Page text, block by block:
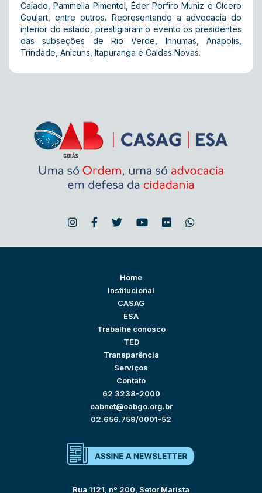
Caiado, Pammella Pimentel, Éder Porfiro Muniz e Cícero
Goulart, entre outros. Representando a advocacia do
interior do estado, prestigiaram o evento os presidentes
das subseções de Rio Verde, Inhumas, Anápolis,
Trindade, Anicuns, Itapuranga e Caldas Novas.
Home
Institucional
CASAG
ESA
Trabalhe conosco
TED
Transparência
Serviços
Contato
62 3238-2000
oabnet@oabgo.org.br
02.656.759/0001-52
Rua 1121, nº 200, Setor Marista